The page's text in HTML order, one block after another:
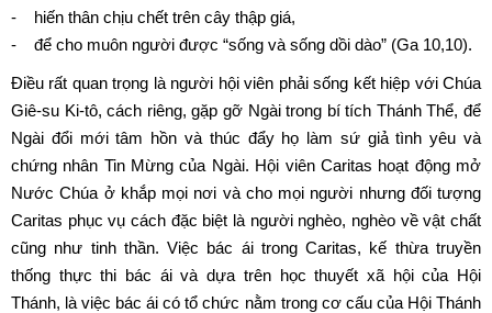
- hiến thân chịu chết trên cây thập giá,
- để cho muôn người được “sống và sống dồi dào” (Ga 10,10).
Điều rất quan trọng là người hội viên phải sống kết hiệp với Chúa
Giê-su Ki-tô, cách riêng, gặp gỡNgài trong bí tích Thánh Thể, để
Ngài đổi mới tâm hồn và thúc đẩy họ làm sứ giả tình yêu và
chứng nhân Tin Mừng của Ngài. Hội viên Caritas hoạt động mở
Nước Chúa ở khắp mọi nơi và cho mọi người nhưng đối tượng
Caritas phục vụ cách đặc biệt là người nghèo, nghèo về vật chất
cũng như tinh thần. Việc bác ái trong Caritas, kế thừa truyền
thống thực thi bác ái và dựa trên học thuyết xã hội của Hội
Thánh, là việc bác ái có tổ chức nằm trong cơ cấu của Hội Thánh